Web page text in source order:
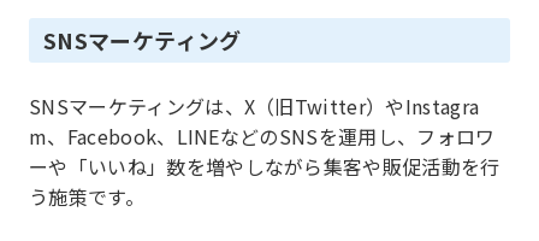
SNSマーケティング
SNSマーケティングは、X（旧Twitter）やInstagra
m、Facebook、LINEなどのSNSを運用し、フォロワ
ーや「いいね」数を増やしながら集客や販促活動を行
う施策です。